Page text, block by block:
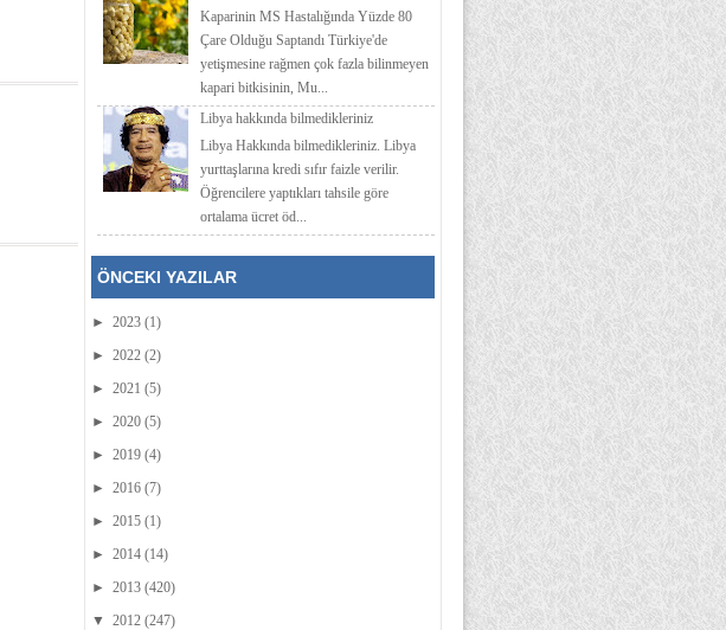
Kaparinin MS Hastalığında Yüzde 80
Çare Olduğu Saptandı Türkiye'de
yetişmesine rağmen çok fazla bilinmeyen
kapari bitkisinin, Mu...
Libya hakkında bilmedikleriniz
Libya Hakkında bilmedikleriniz. Libya
yurttaşlarına kredi sıfır faizle verilir.
Öğrencilere yaptıkları tahsile göre
ortalama ücret öd...
ÖNCEKI YAZILAR
► 2023 (1)
► 2022 (2)
► 2021 (5)
► 2020 (5)
► 2019 (4)
► 2016 (7)
► 2015 (1)
► 2014 (14)
► 2013 (420)
▼ 2012 (247)